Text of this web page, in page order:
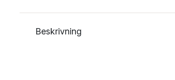
Beskrivning